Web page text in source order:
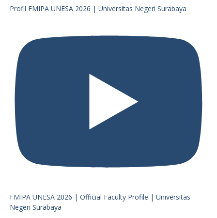
Profil FMIPA UNESA 2026 | Universitas Negeri Surabaya
FMIPA UNESA 2026 | Official Faculty Profile | Universitas
Negeri Surabaya